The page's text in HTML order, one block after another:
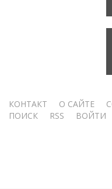
Меню
КОНТАКТ О САЙТЕ
ПОИСК
RSS ВОЙТИ